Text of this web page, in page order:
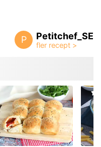
P Petitchef_SE